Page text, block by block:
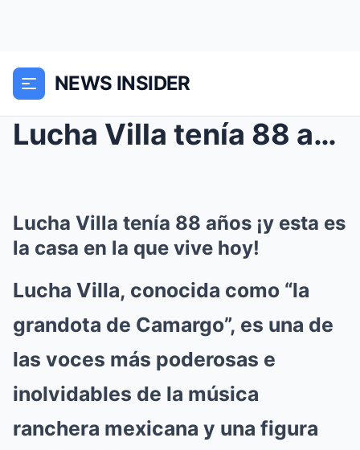
NEWS INSIDER
Lucha Villa tenía 88 años ¡y esta es la casa en la...
Lucha Villa tenía 88 años ¡y esta es
la casa en la que vive hoy!
Lucha Villa, conocida como “la
grandota de Camargo”, es una de
las voces más poderosas e
inolvidables de la música
ranchera mexicana y una figura